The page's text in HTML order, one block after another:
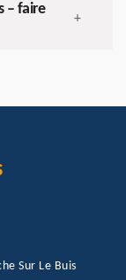
– faire
+
Sur Le Buis